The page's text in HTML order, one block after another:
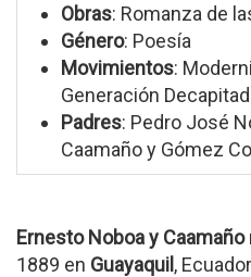
Obras: Romanza de
Género: Poesía
Movimientos:
Generación
Padres: Pedro José
Caamaño y Gómez
Ernesto Noboa y Caamaño
1889 en Guayaquil,